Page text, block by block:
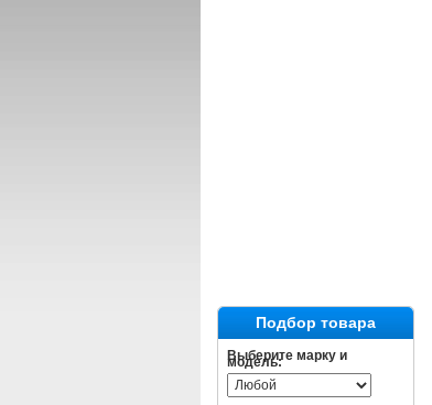
Подбор товара
Выберите марку и
модель: